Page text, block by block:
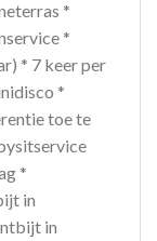
*
*
* 7 keer per
*
toe te
*
in
in